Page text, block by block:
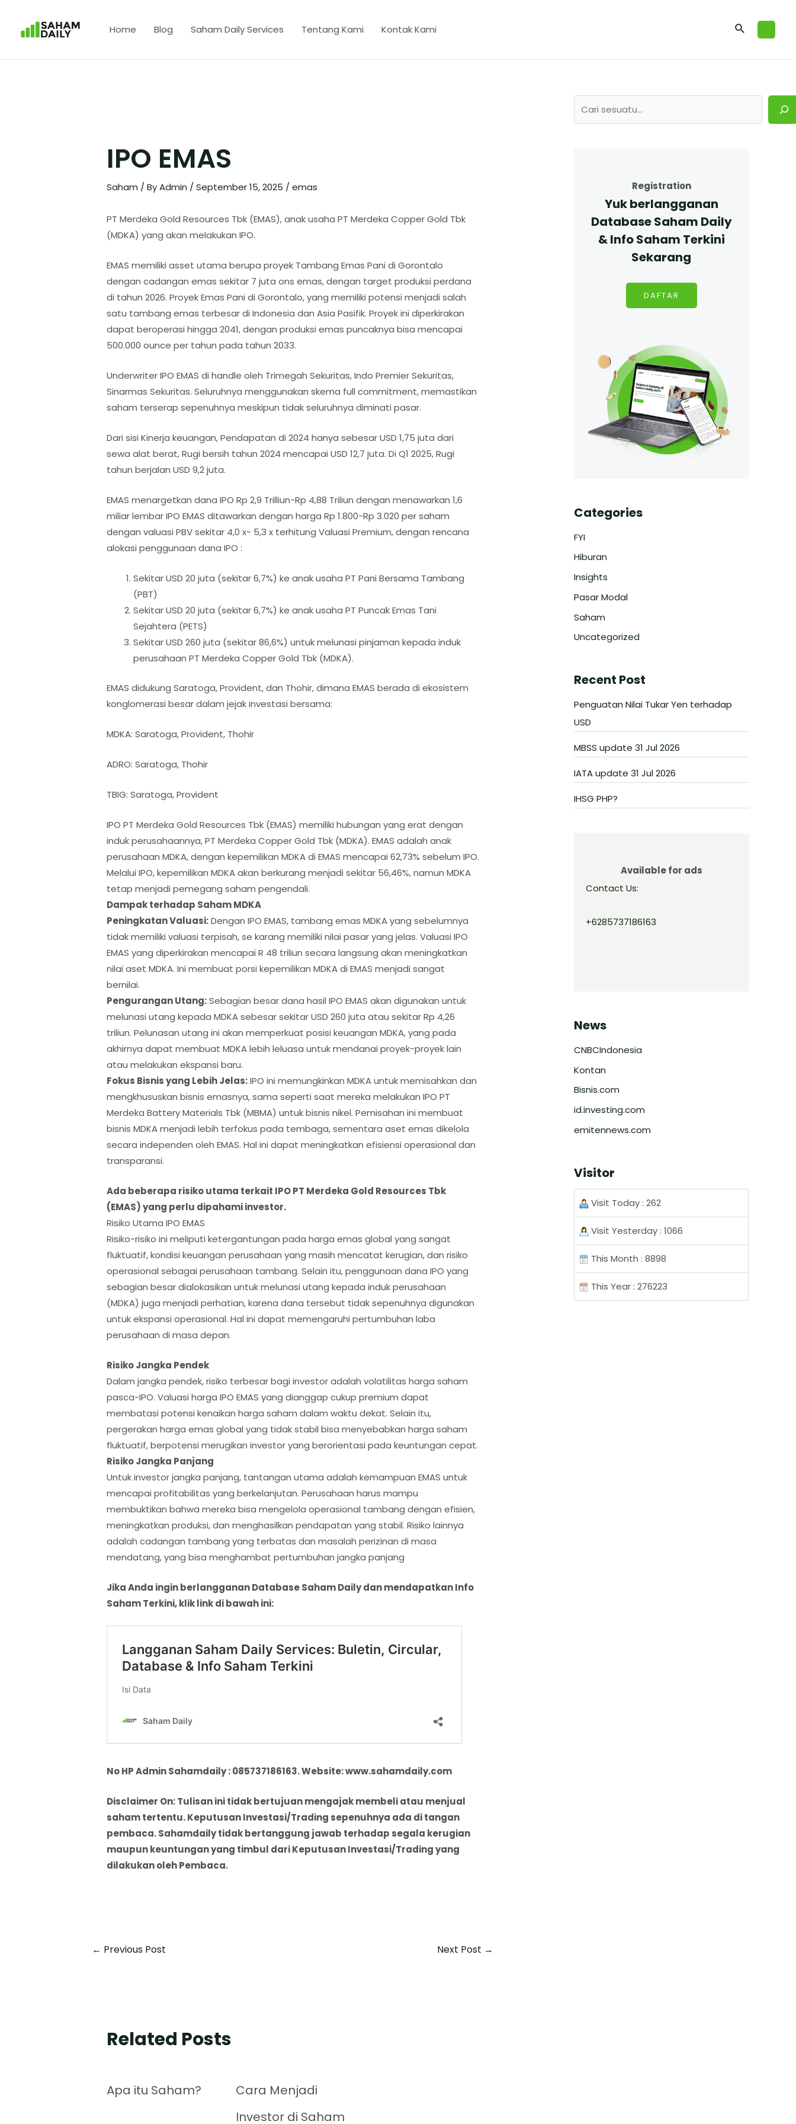
Home Blog Saham Daily Services Tentang Kami Kontak Kami
IPO EMAS
Saham / ByAdmin / September 15, 2025 / emas
PT Merdeka Gold Resources Tbk (EMAS), anak usaha PT Merdeka Copper Gold Tbk
(MDKA) yang akan melakukan IPO.
EMAS memiliki asset utama berupa proyek Tambang Emas Pani di Gorontalo
dengan cadangan emas sekitar 7 juta ons emas, dengan target produksi perdana
di tahun 2026. Proyek Emas Pani di Gorontalo, yang memiliki potensi menjadi salah
satu tambang emas terbesar di Indonesia dan Asia Pasifik. Proyek ini diperkirakan
dapat beroperasi hingga 2041, dengan produksi emas puncaknya bisa mencapai
500.000 ounce per tahun pada tahun 2033.
​Underwriter IPO EMAS di handle oleh Trimegah Sekuritas, Indo Premier Sekuritas,
Sinarmas Sekuritas. Seluruhnya menggunakan skema full commitment, memastikan
saham terserap sepenuhnya meskipun tidak seluruhnya diminati pasar.
Dari sisi Kinerja keuangan, Pendapatan di 2024 hanya sebesar USD 1,75 juta dari
sewa alat berat, Rugi bersih tahun 2024 mencapai USD 12,7 juta. Di Q1 2025, Rugi
tahun berjalan USD 9,2 juta.
EMAS menargetkan dana IPO Rp 2,9 Trilliun-Rp 4,88 Triliun dengan menawarkan 1,6
miliar lembar IPO EMAS ditawarkan dengan harga Rp 1.800-Rp 3.020 per saham
dengan valuasi PBV sekitar 4,0 x- 5,3 x terhitung Valuasi Premium, dengan rencana
alokasi penggunaan dana IPO :
Sekitar USD 20 juta (sekitar 6,7%) ke anak usaha PT Pani Bersama Tambang
(PBT)
Sekitar USD 20 juta (sekitar 6,7%) ke anak usaha PT Puncak Emas Tani
Sejahtera (PETS)
Sekitar USD 260 juta (sekitar 86,6%) untuk melunasi pinjaman kepada induk
perusahaan PT Merdeka Copper Gold Tbk (MDKA).
EMAS didukung Saratoga, Provident, dan Thohir, dimana EMAS berada di ekosistem
konglomerasi besar dalam jejak investasi bersama:
MDKA: Saratoga, Provident, Thohir
ADRO: Saratoga, Thohir
TBIG: Saratoga, Provident
​IPO PT Merdeka Gold Resources Tbk (EMAS) memiliki hubungan yang erat dengan
induk perusahaannya, PT Merdeka Copper Gold Tbk (MDKA). EMAS adalah anak
perusahaan MDKA, dengan kepemilikan MDKA di EMAS mencapai 62,73% sebelum IPO.
Melalui IPO, kepemilikan MDKA akan berkurang menjadi sekitar 56,46%, namun MDKA
tetap menjadi pemegang saham pengendali.
​Dampak terhadap Saham MDKA
​Peningkatan Valuasi:Dengan IPO EMAS, tambang emas MDKA yang sebelumnya
tidak memiliki valuasi terpisah, se karang memiliki nilai pasar yang jelas. Valuasi IPO
EMAS yang diperkirakan mencapai R 48 triliun secara langsung akan meningkatkan
nilai aset MDKA. Ini membuat porsi kepemilikan MDKA di EMAS menjadi sangat
bernilai.
​Pengurangan Utang:Sebagian besar dana hasil IPO EMAS akan digunakan untuk
melunasi utang kepada MDKA sebesar sekitar USD 260 juta atau sekitar Rp 4,26
triliun. Pelunasan utang ini akan memperkuat posisi keuangan MDKA, yang pada
akhirnya dapat membuat MDKA lebih leluasa untuk mendanai proyek-proyek lain
atau melakukan ekspansi baru.
​Fokus Bisnis yang Lebih Jelas:IPO ini memungkinkan MDKA untuk memisahkan dan
mengkhususkan bisnis emasnya, sama seperti saat mereka melakukan IPO PT
Merdeka Battery Materials Tbk (MBMA) untuk bisnis nikel. Pemisahan ini membuat
bisnis MDKA menjadi lebih terfokus pada tembaga, sementara aset emas dikelola
secara independen oleh EMAS. Hal ini dapat meningkatkan efisiensi operasional dan
transparansi.
Ada beberapa risiko utama terkait IPO PT Merdeka Gold Resources Tbk
(EMAS) yang perlu dipahami investor.
​Risiko Utama IPO EMAS
​Risiko-risiko ini meliputi ketergantungan pada harga emas global yang sangat
fluktuatif, kondisi keuangan perusahaan yang masih mencatat kerugian, dan risiko
operasional sebagai perusahaan tambang. Selain itu, penggunaan dana IPO yang
sebagian besar dialokasikan untuk melunasi utang kepada induk perusahaan
(MDKA) juga menjadi perhatian, karena dana tersebut tidak sepenuhnya digunakan
untuk ekspansi operasional. Hal ini dapat memengaruhi pertumbuhan laba
perusahaan di masa depan.
Risiko Jangka Pendek
​Dalam jangka pendek, risiko terbesar bagi investor adalah volatilitas harga saham
pasca-IPO. Valuasi harga IPO EMAS yang dianggap cukup premium dapat
membatasi potensi kenaikan harga saham dalam waktu dekat. Selain itu,
pergerakan harga emas global yang tidak stabil bisa menyebabkan harga saham
fluktuatif, berpotensi merugikan investor yang berorientasi pada keuntungan cepat.
​Risiko Jangka Panjang
​Untuk investor jangka panjang, tantangan utama adalah kemampuan EMAS untuk
mencapai profitabilitas yang berkelanjutan. Perusahaan harus mampu
membuktikan bahwa mereka bisa mengelola operasional tambang dengan efisien,
meningkatkan produksi, dan menghasilkan pendapatan yang stabil. Risiko lainnya
adalah cadangan tambang yang terbatas dan masalah perizinan di masa
mendatang, yang bisa menghambat pertumbuhan jangka panjang
Jika Anda ingin berlangganan Database Saham Daily dan mendapatkan Info
Saham Terkini, klik link di bawah ini:
No HP Admin Sahamdaily : 085737186163. Website: www.sahamdaily.com
Disclaimer On: Tulisan ini tidak bertujuan mengajak membeli atau menjual
saham tertentu. Keputusan Investasi/Trading sepenuhnya ada di tangan
pembaca. Sahamdaily tidak bertanggung jawab terhadap segala kerugian
maupun keuntungan yang timbul dari Keputusan Investasi/Trading yang
dilakukan oleh Pembaca.
← Previous Post Next Post →
Related Posts
Apa itu Saham?
Cara Menjadi
Investor di Saham
Registration
Yuk berlangganan
Database Saham Daily
& Info Saham Terkini
Sekarang
DAFTAR
Categories
FYI
Hiburan
Insights
Pasar Modal
Saham
Uncategorized
Recent Post
Penguatan Nilai Tukar Yen terhadap
USD
MBSS update 31 Jul 2026
IATA update 31 Jul 2026
IHSG PHP?
Available for ads
Contact Us:
+6285737186163
News
CNBCIndonesia
Kontan
Bisnis.com
id.investing.com
emitennews.com
Visitor
Visit Today : 262
Visit Yesterday : 1066
This Month : 8898
This Year : 276223